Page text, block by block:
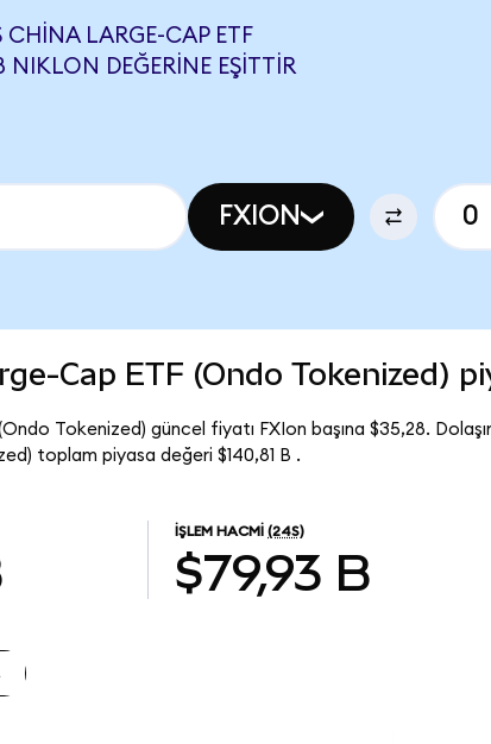
LARGE-CAP ETF
DEĞERINE EŞITTIR
FXION
Cap ETF (Ondo Tokenized)
Tokenized) güncel fiyatı FXIon başına $35,28.
toplam piyasa değeri $140,81 B .
İŞLEM HACMI (24S)
$79,93 B